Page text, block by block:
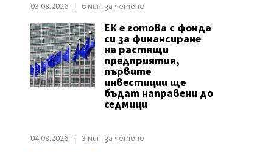
03.08.2026 6 мин. за четене
ЕК е готова с фонда
си за финансиране
на растящи
предприятия,
първите
инвестиции ще
бъдат направени до
седмици
04.08.2026 3 мин. за четене